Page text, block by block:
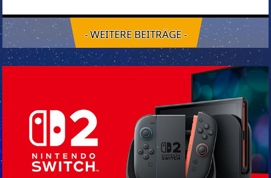
- WEITERE BEITRÄGE -